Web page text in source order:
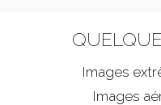
Images
Images